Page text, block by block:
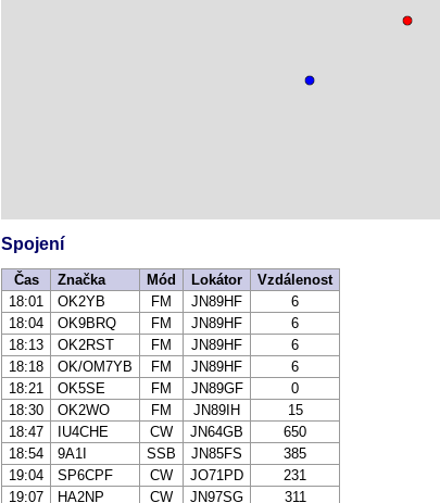
Spojení
Čas Značka Mód Lokátor
Vzdálenost
18:01
OK2YB FM JN89HF
6
18:04
OK9BRQ FM JN89HF
6
18:13
OK2RST FM JN89HF
6
18:18
OK/OM7YB FM JN89HF
6
18:21
OK5SE FM JN89GF
0
18:30
OK2WO FM JN89IH
15
18:47
IU4CHE CW JN64GB
650
18:54
9A1I SSB JN85FS
385
19:04
SP6CPF CW JO71PD
231
19:07
HA2NP CW JN97SG 311